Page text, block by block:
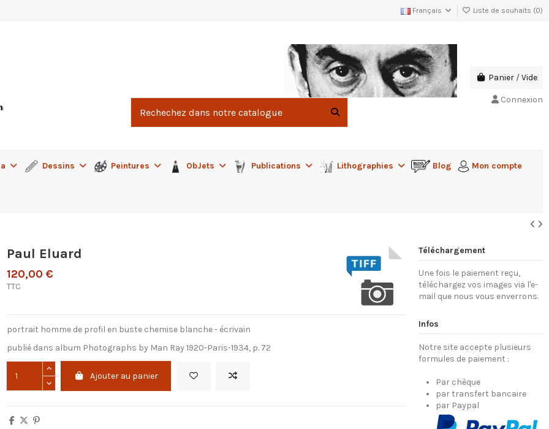
Français Liste de souhaits (0)
Panier /Vide
Connexion
Dessins Peintures ObJets Publications Lithographies Blog Mon compte
Paul Eluard
120,00 €
TTC
portrait homme de profil en buste chemise blanche - écrivain
publié dans album Photographs by Man Ray 1920-Paris-1934, p. 72
Ajouter au panier
Téléchargement
Une fois le paiement reçu,
téléchargez vos images via l'e-
mail que nous vous enverrons.
Infos
Notre site accepte plusieurs
formules de paiement :
Par chèque
par transfert bancaire
par Paypal